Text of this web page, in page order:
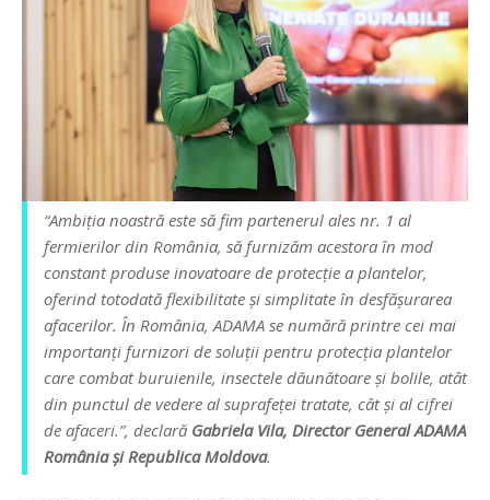
“Ambiția noastră este să fim partenerul ales nr. 1 al
fermierilor din România, să furnizăm acestora în mod
constant produse inovatoare de protecție a plantelor,
oferind totodată flexibilitate și simplitate în desfășurarea
afacerilor. În România, ADAMA se numără printre cei mai
importanți furnizori de soluții pentru protecția plantelor
care combat buruienile, insectele dăunătoare și bolile, atât
din punctul de vedere al suprafeței tratate, cât și al cifrei
de afaceri.”, declară Gabriela Vila, Director General ADAMA
România și Republica Moldova.